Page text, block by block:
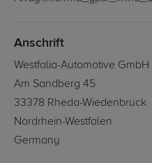
Anschrift
Westfalia-Automotive GmbH
Am Sandberg 45
33378 Rheda-Wiedenbrück
Nordrhein-Westfalen
Germany